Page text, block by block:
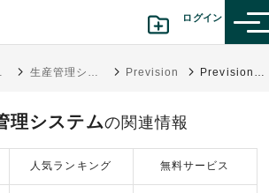
ログイン
介と選び方 生産管理システム Prevision Previsionの評判・口コミ
理システムの関連情報
人気ランキング 無料サービス